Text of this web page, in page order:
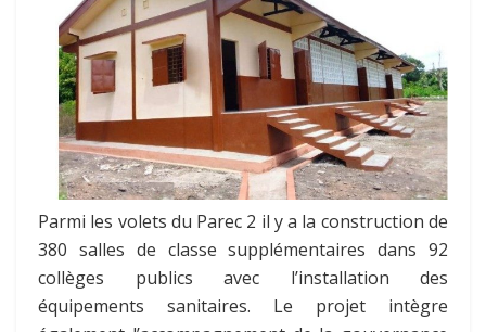
Parmi les volets du Parec 2 il y a la construction de
380 salles de classe supplémentaires dans 92
collèges publics avec l’installation des
équipements sanitaires. Le projet intègre